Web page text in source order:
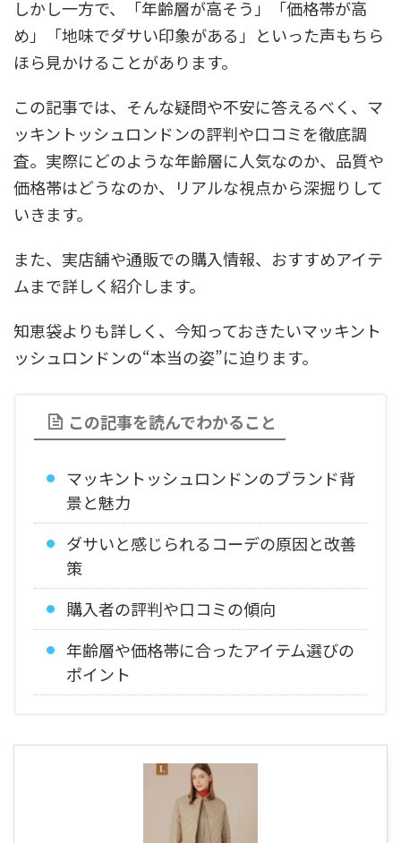
しかし一方で、「年齢層が高そう」「価格帯が高
め」「地味でダサい印象がある」といった声もちら
ほら見かけることがあります。
この記事では、そんな疑問や不安に答えるべく、マ
ッキントッシュロンドンの評判や口コミを徹底調
査。実際にどのような年齢層に人気なのか、品質や
価格帯はどうなのか、リアルな視点から深掘りして
いきます。
また、実店舗や通販での購入情報、おすすめアイテ
ムまで詳しく紹介します。
知恵袋よりも詳しく、今知っておきたいマッキント
ッシュロンドンの“本当の姿”に迫ります。
この記事を読んでわかること
マッキントッシュロンドンのブランド背
景と魅力
ダサいと感じられるコーデの原因と改善
策
購入者の評判や口コミの傾向
年齢層や価格帯に合ったアイテム選びの
ポイント